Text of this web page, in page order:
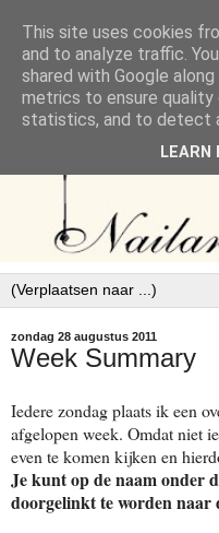
zondag 28 augustus 2011
Week Summary
Iedere zondag plaats ik een
afgelopen week. Omdat niet
even te komen kijken en
Je kunt op de naam onder
doorgelinkt te worden naar
This site uses cookies
and to analyze traffic.
shared with Google
metrics to ensure quality
statistics, and to detect
LEARN